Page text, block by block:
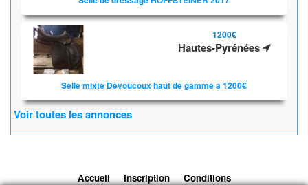
1200€
Hautes-Pyrénées
Selle mixte Devoucoux haut de gamme a 1200€
Voir toutes les annonces
Accueil Inscription Conditions